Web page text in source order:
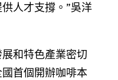
人才支撐。”吳洋
和特色產業密切
首個開辦咖啡本